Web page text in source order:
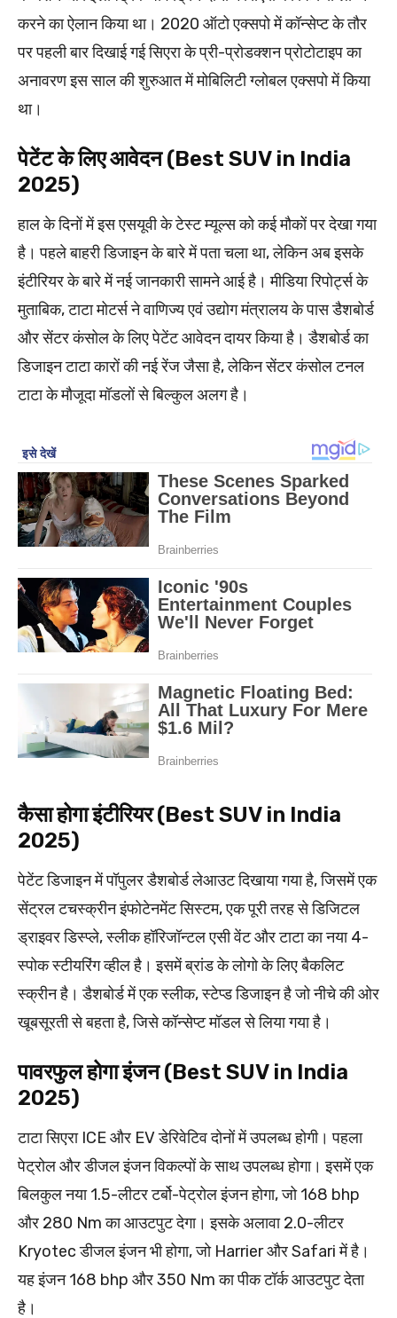
करने का ऐलान किया था। 2020 ऑटो एक्सपो में कॉन्सेप्ट के तौर
पर पहली बार दिखाई गई सिएरा के प्री-प्रोडक्शन प्रोटोटाइप का
अनावरण इस साल की शुरुआत में मोबिलिटी ग्लोबल एक्सपो में किया
था।
पेटेंट के लिए आवेदन (Best SUV in India
2025)
हाल के दिनों में इस एसयूवी के टेस्ट म्यूल्स को कई मौकों पर देखा गया
है। पहले बाहरी डिजाइन के बारे में पता चला था, लेकिन अब इसके
इंटीरियर के बारे में नई जानकारी सामने आई है। मीडिया रिपोर्ट्स के
मुताबिक, टाटा मोटर्स ने वाणिज्य एवं उद्योग मंत्रालय के पास डैशबोर्ड
और सेंटर कंसोल के लिए पेटेंट आवेदन दायर किया है। डैशबोर्ड का
डिजाइन टाटा कारों की नई रेंज जैसा है, लेकिन सेंटर कंसोल टनल
टाटा के मौजूदा मॉडलों से बिल्कुल अलग है।
कैसा होगा इंटीरियर (Best SUV in India
2025)
पेटेंट डिजाइन में पॉपुलर डैशबोर्ड लेआउट दिखाया गया है, जिसमें एक
सेंट्रल टचस्क्रीन इंफोटेनमेंट सिस्टम, एक पूरी तरह से डिजिटल
ड्राइवर डिस्प्ले, स्लीक हॉरिजॉन्टल एसी वेंट और टाटा का नया 4-
स्पोक स्टीयरिंग व्हील है। इसमें ब्रांड के लोगो के लिए बैकलिट
स्क्रीन है। डैशबोर्ड में एक स्लीक, स्टेप्ड डिजाइन है जो नीचे की ओर
खूबसूरती से बहता है, जिसे कॉन्सेप्ट मॉडल से लिया गया है।
पावरफुल होगा इंजन (Best SUV in India
2025)
टाटा सिएरा ICE और EV डेरिवेटिव दोनों में उपलब्ध होगी। पहला
पेट्रोल और डीजल इंजन विकल्पों के साथ उपलब्ध होगा। इसमें एक
बिलकुल नया 1.5-लीटर टर्बो-पेट्रोल इंजन होगा, जो 168 bhp
और 280 Nm का आउटपुट देगा। इसके अलावा 2.0-लीटर
Kryotec डीजल इंजन भी होगा, जो Harrier और Safari में है।
यह इंजन 168 bhp और 350 Nm का पीक टॉर्क आउटपुट देता
है।